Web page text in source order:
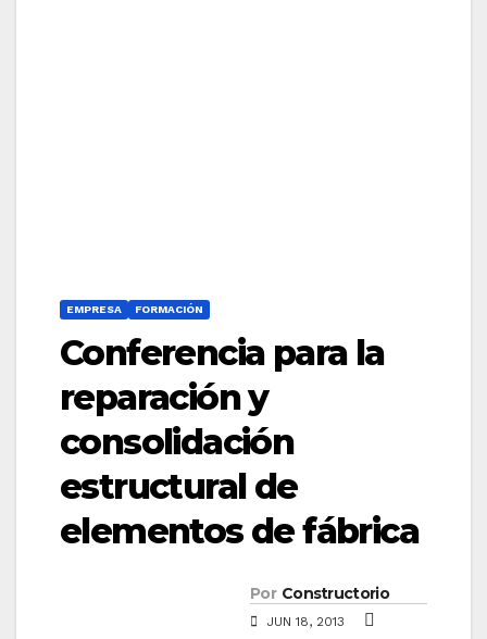
EMPRESA FORMACIÓN
Conferencia para la
reparación y
consolidación
estructural de
elementos de fábrica
Por Constructorio
JUN 18, 2013